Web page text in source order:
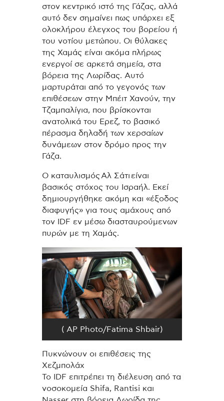
στον κεντρικό ιστό της Γάζας, αλλά
αυτό δεν σημαίνει πως υπάρχει εξ
ολοκλήρου έλεγχος του βορείου ή
του νοτίου μετώπου. Οι θύλακες
της Χαμάς είναι ακόμα πλήρως
ενεργοί σε αρκετά σημεία, στα
βόρεια της Λωρίδας. Αυτό
μαρτυράται από το γεγονός των
επιθέσεων στην Μπέιτ Χανούν, την
Τζαμπαλίγια, που βρίσκονται
ανατολικά του Ερεζ, το βασικό
πέρασμα δηλαδή των χερσαίων
δυνάμεων στον δρόμο προς την
Γάζα.
Ο καταυλισμός Αλ Σάτι είναι
βασικός στόχος του Ισραήλ. Εκεί
δημιουργήθηκε ακόμη και «έξοδος
διαφυγής» για τους αμάχους από
τον IDF εν μέσω διασταυρούμενων
πυρών με τη Χαμάς.
( AP Photo/Fatima Shbair)
Πυκνώνουν οι επιθέσεις της
Χεζμπολάχ
Το IDF επιτρέπει τη διέλευση από τα
νοσοκομεία Shifa, Rantisi και